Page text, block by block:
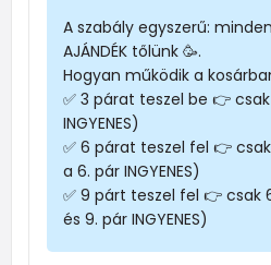
A szabály egyszerű:
AJÁNDÉK tőlünk 🥳.
Hogyan működik a
✅ 3 párat teszel be 👉
INGYENES)
✅ 6 párat teszel fel 👉
a 6. pár INGYENES)
✅ 9 párt teszel fel 👉 csak
és 9. pár INGYENES)